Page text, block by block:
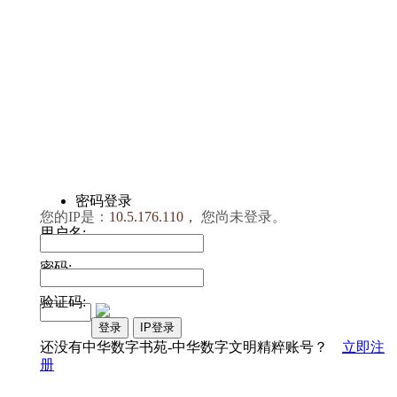
密码登录
您的IP是： 10.5.176.110， 您尚未登录。
用户名:
密码:
验证码:
登录 IP登录
还没有中华数字书苑-中华数字文明精粹账号？ 立即注
册